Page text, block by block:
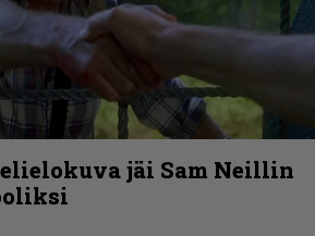
jäi Sam Neillin